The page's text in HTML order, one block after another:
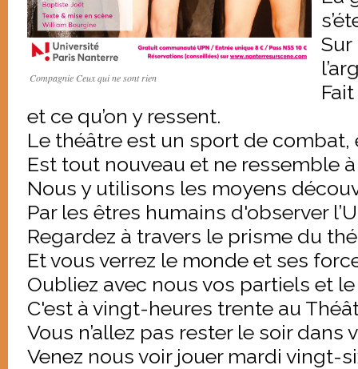
Compagnie Ceux qui ne sont rien
Sur
et ce qu’on y ressent.
Le théâtre est un sport de combat,
Est tout nouveau et ne ressemble
Nous y utilisons les moyens
Par les êtres humains d'observer
Regardez à travers le prisme du
Et vous verrez le monde et ses
Oubliez avec nous vos partiels et
C'est à vingt-heures trente au
Vous n’allez pas rester le soir dans
Venez nous voir jouer mardi vingt-